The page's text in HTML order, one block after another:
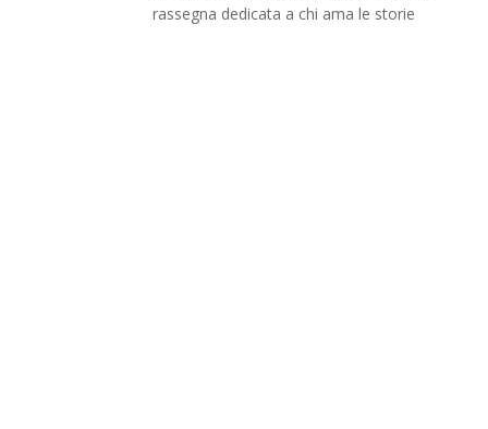
rassegna dedicata a chi ama le storie